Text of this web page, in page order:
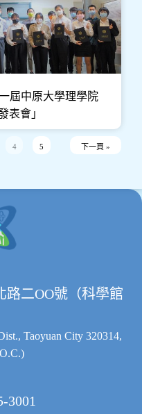
屆中原大學理學院
表會」
4 5 下一頁 »
路二OO號（科學館
Taoyuan City 320314,
3001